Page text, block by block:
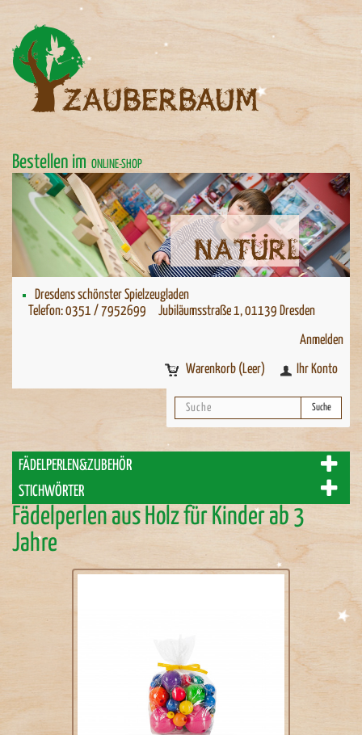
Bestellen im ONLINE-SHOP
Natürlich spielen
Dresdens schönster Spielzeugladen
Telefon: 0351 / 7952699 Jubiläumsstraße 1, 01139 Dresden
Anmelden
Warenkorb (Leer) Ihr Konto
Suche
FÄDELPERLEN&ZUBEHÖR
STICHWÖRTER
Fädelperlen aus Holz für Kinder ab 3
Jahre